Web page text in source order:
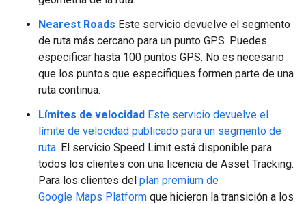
Nearest Roads Este servicio devuelve el segmento
de ruta más cercano para un punto GPS. Puedes
especificar hasta 100 puntos GPS. No es necesario
que los puntos que especifiques formen parte de una
ruta continua.
Límites de velocidad Este servicio devuelve el
límite de velocidad publicado para un segmento de
ruta. El servicio Speed Limit está disponible para
todos los clientes con una licencia de Asset Tracking.
Para los clientes del plan premium de
Google Maps Platform que hicieron la transición a los